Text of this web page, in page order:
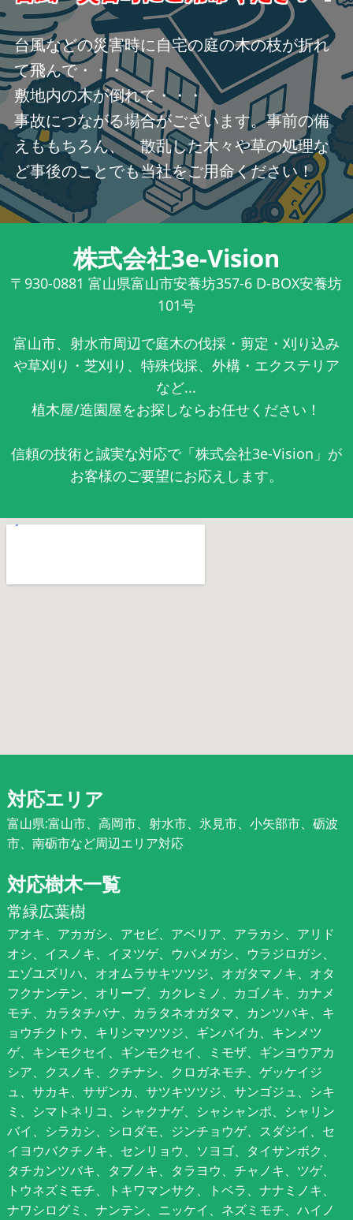
台風などの災害時に自宅の庭の木の枝が折れ
て飛んで・・・
敷地内の木が倒れて・・・
事故につながる場合がございます。事前の備
えももちろん、 散乱した木々や草の処理な
ど事後のことでも当社をご用命ください！
株式会社3e-Vision
〒930-0881 富山県富山市安養坊357-6 D-BOX安養坊
101号
富山市、射水市周辺で庭木の伐採・剪定・刈り込み
や草刈り・芝刈り、特殊伐採、外構・エクステリア
など...
植木屋/造園屋をお探しならお任せください！
信頼の技術と誠実な対応で「株式会社3e-Vision」が
お客様のご要望にお応えします。
対応エリア
富山県:富山市、高岡市、射水市、氷見市、小矢部市、砺波
市、南砺市など周辺エリア対応
対応樹木一覧
常緑広葉樹
アオキ、アカガシ、アセビ、アベリア、アラカシ、アリド
オシ、イスノキ、イヌツゲ、ウバメガシ、ウラジロガシ、
エゾユズリハ、オオムラサキツツジ、オガタマノキ、オタ
フクナンテン、オリーブ、カクレミノ、カゴノキ、カナメ
モチ、カラタチバナ、カラタネオガタマ、カンツバキ、キ
ョウチクトウ、キリシマツツジ、ギンバイカ、キンメツ
ゲ、キンモクセイ、ギンモクセイ、ミモザ、ギンヨウアカ
シア、クスノキ、クチナシ、クロガネモチ、ゲッケイジ
ュ、サカキ、サザンカ、サツキツツジ、サンゴジュ、シキ
ミ、シマトネリコ、シャクナゲ、シャシャンポ、シャリン
バイ、シラカシ、シロダモ、ジンチョウゲ、スダジイ、セ
イヨウバクチノキ、センリョウ、ソヨゴ、タイサンボク、
タチカンツバキ、タブノキ、タラヨウ、チャノキ、ツゲ、
トウネズミモチ、トキワマンサク、トベラ、ナナミノキ、
ナワシログミ、ナンテン、ニッケイ、ネズミモチ、ハイノ